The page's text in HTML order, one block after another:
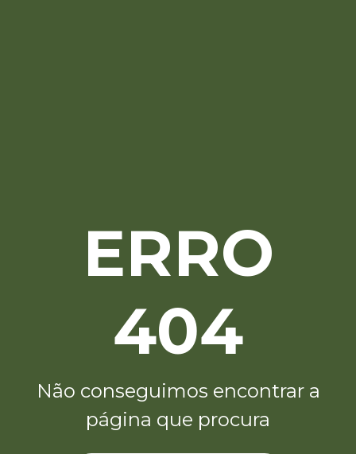
ERRO
404
Não conseguimos encontrar a
página que procura